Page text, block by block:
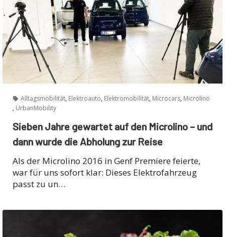
Alltagsmobilität, Elektroauto, Elektromobilität, Microcars, Microlino
, UrbanMobility
Sieben Jahre gewartet auf den Microlino – und
dann wurde die Abholung zur Reise
Als der Microlino 2016 in Genf Premiere feierte,
war für uns sofort klar: Dieses Elektrofahrzeug
passt zu un…